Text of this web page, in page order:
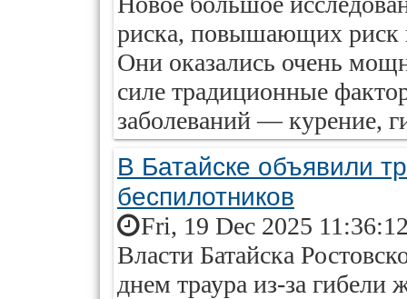
риска, повышающих риск
Они оказались очень
силе традиционные
заболеваний — курение,
В Батайске объявили
беспилотников
Fri, 19 Dec 2025
Власти Батайска
днем траура из-за